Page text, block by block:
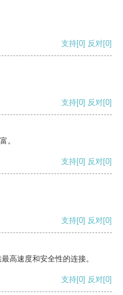
支持[0] 反对[0]
支持[0] 反对[0]
。
支持[0] 反对[0]
支持[0] 反对[0]
高速度和安全性的连接。
支持[0] 反对[0]